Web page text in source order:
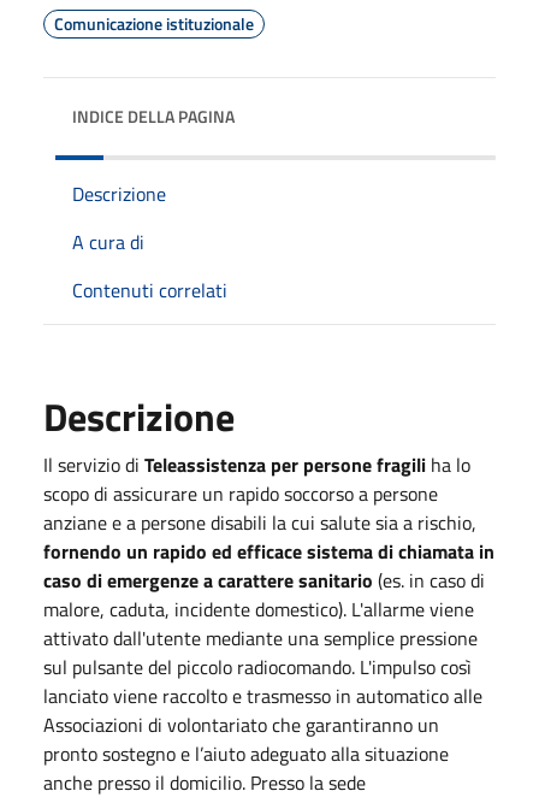
Comunicazione istituzionale
INDICE DELLA PAGINA
Descrizione
A cura di
Contenuti correlati
Descrizione
Il servizio di Teleassistenza per persone fragili ha lo
scopo di assicurare un rapido soccorso a persone
anziane e a persone disabili la cui salute sia a rischio,
fornendo un rapido ed efficace sistema di chiamata in
caso di emergenze a carattere sanitario (es. in caso di
malore, caduta, incidente domestico). L'allarme viene
attivato dall'utente mediante una semplice pressione
sul pulsante del piccolo radiocomando. L'impulso così
lanciato viene raccolto e trasmesso in automatico alle
Associazioni di volontariato che garantiranno un
pronto sostegno e l’aiuto adeguato alla situazione
anche presso il domicilio. Presso la sede